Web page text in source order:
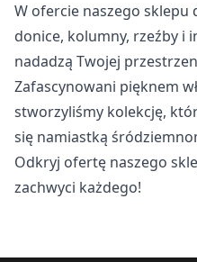
W ofercie naszego sklepu
donice, kolumny, rzeźby i
nadadzą Twojej
Zafascynowani pięknem
stworzyliśmy kolekcję,
się namiastką
Odkryj ofertę naszego
zachwyci każdego!
Statystyczne pliki cookie
internetowych zrozumieć, w
zachowują się na stronie,
anonimowe informacje.
Marketing
Marketingowe pliki cookie
użytkowników na stronach
wyświetlanie reklam, które